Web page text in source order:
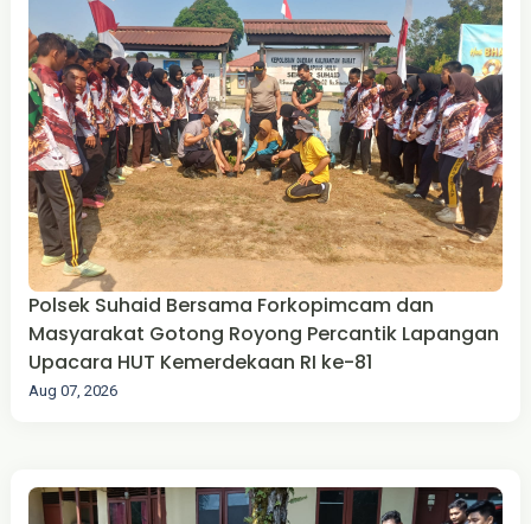
Polsek Suhaid Bersama Forkopimcam dan
Masyarakat Gotong Royong Percantik Lapangan
Upacara HUT Kemerdekaan RI ke-81
Aug 07, 2026